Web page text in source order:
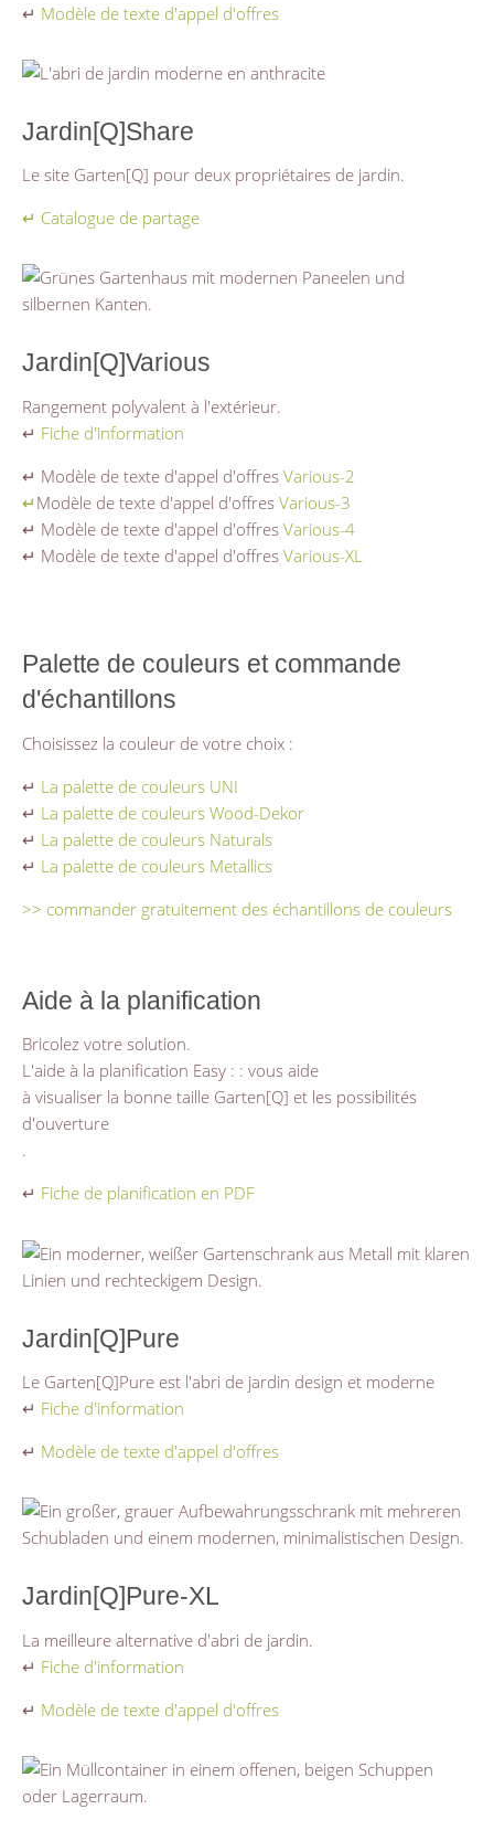
↵ Modèle de texte d'appel d'offres
Jardin[Q]Share
Le site Garten[Q] pour deux propriétaires de jardin.
↵ Catalogue de partage
Jardin[Q]Various
Rangement polyvalent à l'extérieur.
↵ Fiche d'information
↵ Modèle de texte d'appel d'offresVarious-2
↵ Modèle de texte d'appel d'offresVarious-3
↵ Modèle de texte d'appel d'offresVarious-4
↵ Modèle de texte d'appel d'offresVarious-XL
Palette de couleurs et commande
d'échantillons
Choisissez la couleur de votre choix :
↵ La palette de couleurs UNI
↵ La palette de couleurs Wood-Dekor
↵ La palette de couleurs Naturals
↵ La palette de couleurs Metallics
>> commander gratuitement des échantillons de couleurs
Aide à la planification
Bricolez votre solution.
L'aide à la planification Easy : : vous aide
à visualiser la bonne taille Garten[Q] et les possibilités
d'ouverture
.
↵ Fiche de planification en PDF
Jardin[Q]Pure
Le Garten[Q]Pure est l'abri de jardin design et moderne
↵ Fiche d'information
↵ Modèle de texte d'appel d'offres
Jardin[Q]Pure-XL
La meilleure alternative d'abri de jardin.
↵ Fiche d'information
↵ Modèle de texte d'appel d'offres